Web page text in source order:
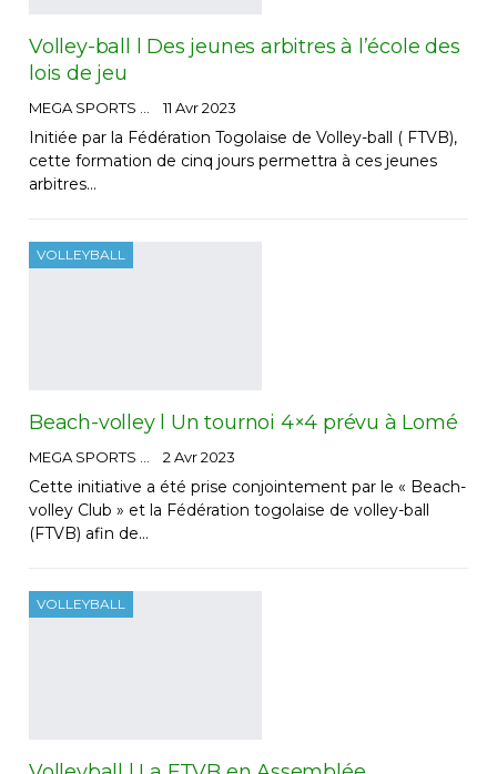
Volley-ball l Des jeunes arbitres à l’école des
lois de jeu
11 Avr 2023
Initiée par la Fédération Togolaise de Volley-ball ( FTVB),
cette formation de cinq jours permettra à ces jeunes
arbitres…
VOLLEYBALL
Beach-volley l Un tournoi 4×4 prévu à Lomé
2 Avr 2023
Cette initiative a été prise conjointement par le « Beach-
volley Club » et la Fédération togolaise de volley-ball
(FTVB) afin de…
VOLLEYBALL